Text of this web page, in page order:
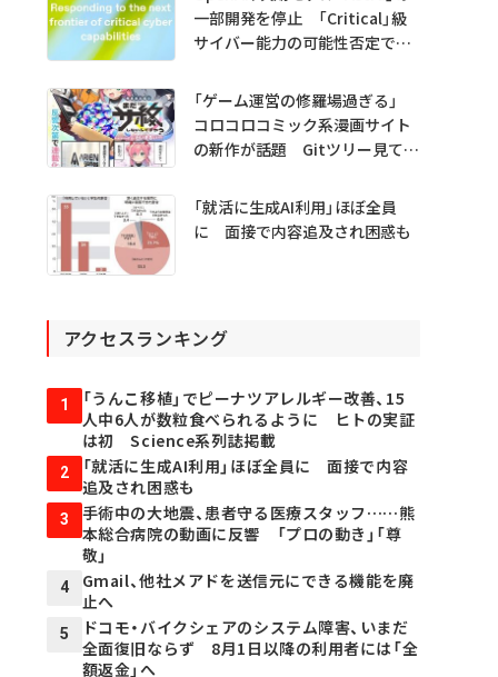
一部開発を停止 「Critical」級
サイバー能力の可能性否定でき
「ゲーム運営の修羅場過ぎる」
コロコロコミック系漫画サイト
の新作が話題 Gitツリー見てガ
「就活に生成AI利用」ほぼ全員
に 面接で内容追及され困惑も
アクセスランキング
1
「うんこ移植」でピーナツアレルギー改善、15
人中6人が数粒食べられるように ヒトの実証
は初 Science系列誌掲載
2
「就活に生成AI利用」ほぼ全員に 面接で内容
追及され困惑も
3
手術中の大地震、患者守る医療スタッフ……熊
本総合病院の動画に反響 「プロの動き」「尊
敬」
4
Gmail、他社メアドを送信元にできる機能を廃
止へ
5
ドコモ・バイクシェアのシステム障害、いまだ
全面復旧ならず 8月1日以降の利用者には「全
額返金」へ